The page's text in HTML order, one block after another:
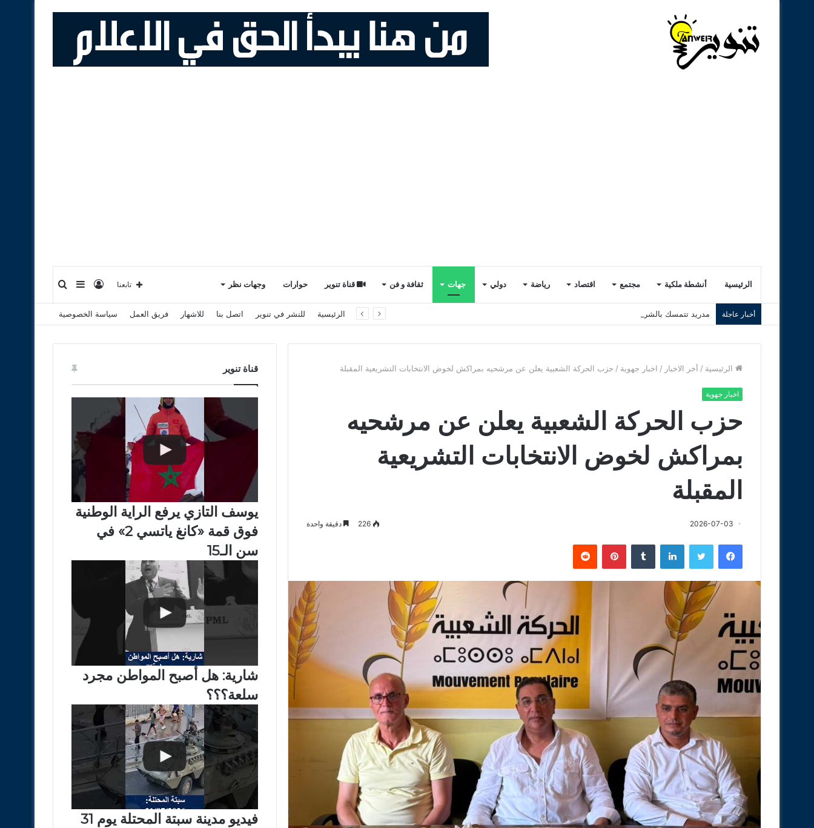
الرئيسية أنشطة ملكية مجتمع اقتصاد رياضة دولي جهات ثقافة و فن قناة تنوير حوارات وجهات نظر إضافة
عمود
تسجيل
الدخول
تابعنا
أخبار عاجلة مدريد تتمسك بالشراكة مع الرباط ولشبونة لإنجاح مونديال 2030 الرئيسية للنشر في تنوير اتصل بنا للاشهار فريق العمل سياسة الخصوصية
الرئيسية / أخر الاخبار / اخبار جهوية / حزب الحركة الشعبية يعلن عن مرشحيه بمراكش لخوض الانتخابات التشريعية المقبلة
اخبار جهوية
حزب الحركة الشعبية يعلن عن مرشحيه
بمراكش لخوض الانتخابات التشريعية
المقبلة
2026-07-03
226 دقيقة واحدة
فيسبوك لينكدإن بينتيريست
قناة تنوير
يوسف التازي يرفع الراية الوطنية
فوق قمة «كانغ ياتسي 2» في
سن الـ15
شارية: هل أصبح المواطن مجرد
سلعة؟؟؟
فيديو مدينة سبتة المحتلة يوم 31